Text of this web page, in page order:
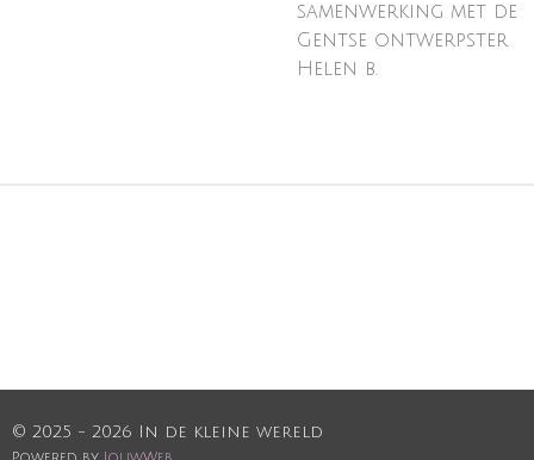
samenwerking met de
Gentse ontwerpster
Helen b.
© 2025 - 2026 In de kleine wereld